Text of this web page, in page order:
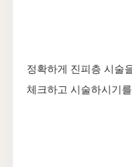
정확하게 진피층 시술
체크하고 시술하시기